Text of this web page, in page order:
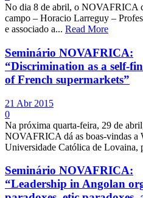
No dia 8 de abril, o NOVAFRICA
campo – Horacio Larreguy –
e associado a... Read More
Seminário NOVAFRICA:
“Discrimination as a self-
of French supermarkets”
21 Abr 2015
0
Na próxima quarta-feira, 29 de
NOVAFRICA dá as boas-vindas a
Universidade Católica de Lovaina,
Seminário NOVAFRICA:
“Leadership in Angolan